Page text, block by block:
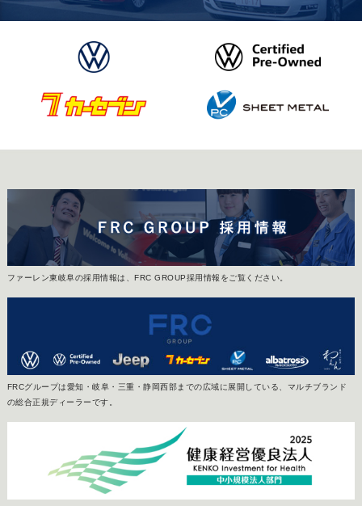
ファーレン東岐阜の採用情報は、FRC GROUP採用情報をご覧ください。
FRCグループは愛知・岐阜・三重・静岡西部までの広域に展開している、マルチブランド
の総合正規ディーラーです。